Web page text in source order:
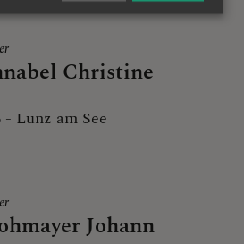
Christine
- Lunz am See
Johann